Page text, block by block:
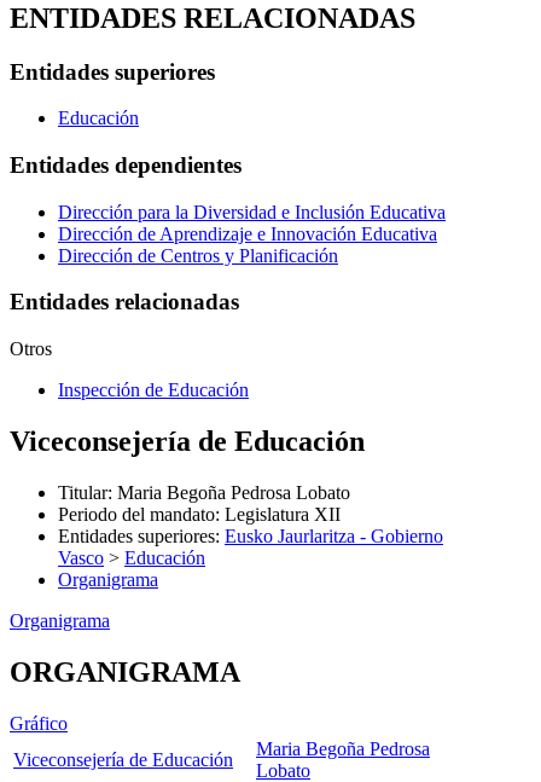
ENTIDADES RELACIONADAS
Entidades superiores
Educación
Entidades dependientes
Dirección para la Diversidad e Inclusión Educativa
Dirección de Aprendizaje e Innovación Educativa
Dirección de Centros y Planificación
Entidades relacionadas
Otros
Inspección de Educación
Viceconsejería de Educación
Titular: Maria Begoña Pedrosa Lobato
Periodo del mandato: Legislatura XII
Entidades superiores: Eusko Jaurlaritza - Gobierno
Vasco > Educación
Organigrama
Organigrama
ORGANIGRAMA
Gráfico
Viceconsejería de Educación
Maria Begoña Pedrosa
Lobato